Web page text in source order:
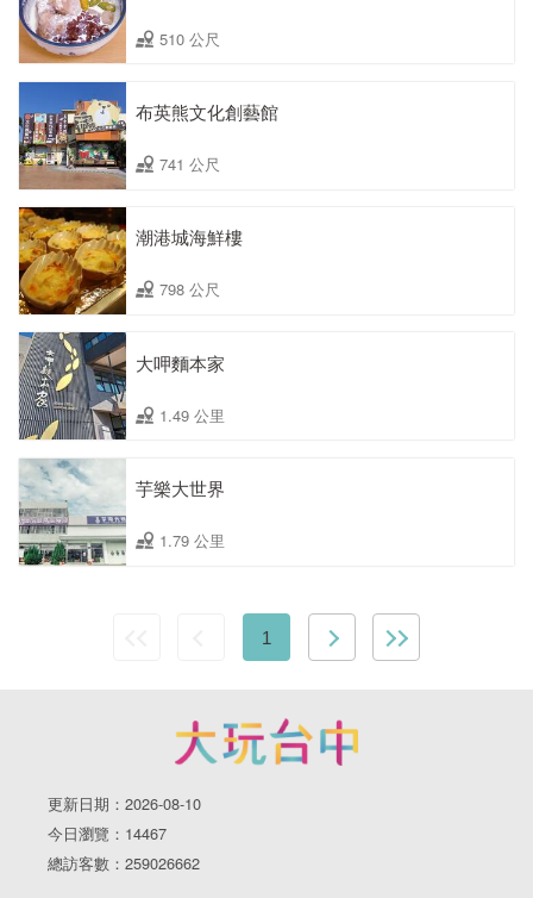
510 公尺
布英熊文化創藝館
741 公尺
潮港城海鮮樓
798 公尺
大呷麵本家
1.49 公里
芋樂大世界
1.79 公里
1
更新日期：2026-08-10
今日瀏覽：14467
總訪客數：259026662